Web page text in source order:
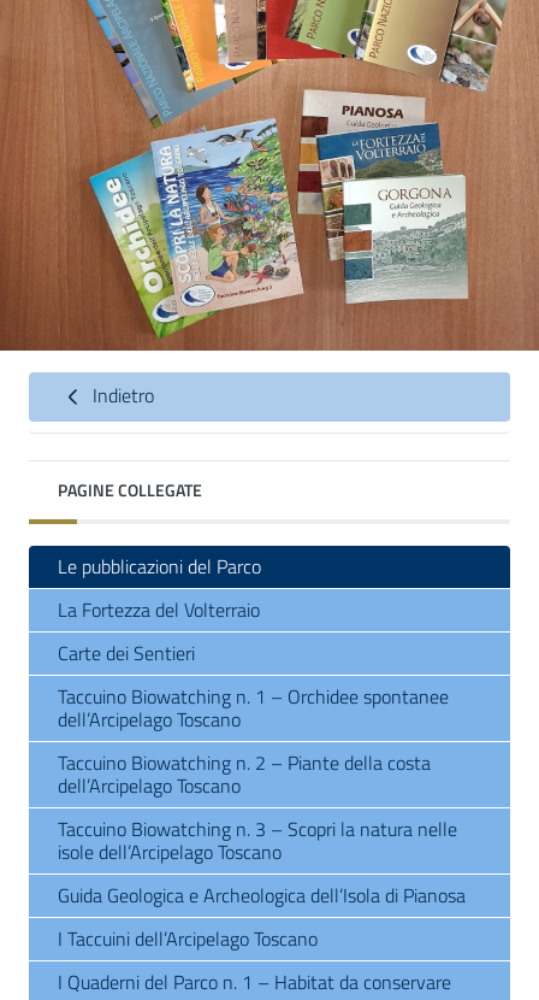
Indietro
PAGINE COLLEGATE
Le pubblicazioni del Parco
La Fortezza del Volterraio
Carte dei Sentieri
Taccuino Biowatching n. 1 – Orchidee spontanee
dell’Arcipelago Toscano
Taccuino Biowatching n. 2 – Piante della costa
dell’Arcipelago Toscano
Taccuino Biowatching n. 3 – Scopri la natura nelle
isole dell’Arcipelago Toscano
Guida Geologica e Archeologica dell’Isola di Pianosa
I Taccuini dell’Arcipelago Toscano
I Quaderni del Parco n. 1 – Habitat da conservare